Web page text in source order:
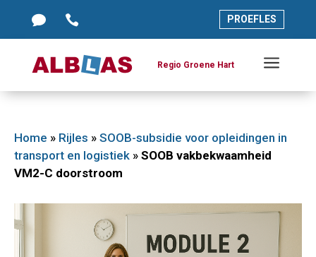
  PROEFLES
  PROEFLES
Regio Groene Hart a
Regio Groene Hart a
Home » Rijles » SOOB-subsidie voor opleidingen in
transport en logistiek » SOOB vakbekwaamheid
VM2-C doorstroom